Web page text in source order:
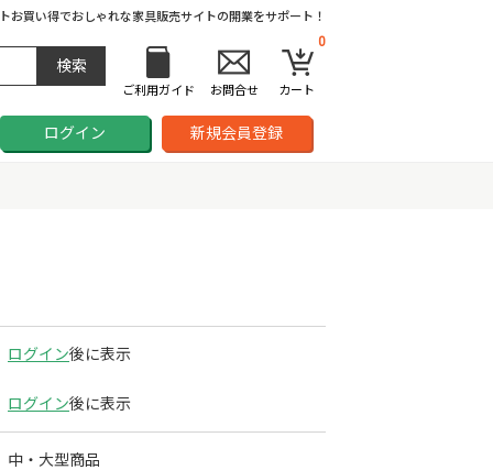
お買い得でおしゃれな家具販売サイトの開業をサポート！
ご利用ガイド お問合せ
0
カート
ログイン 新規会員登録
ログイン後に表示
ログイン後に表示
中・大型商品